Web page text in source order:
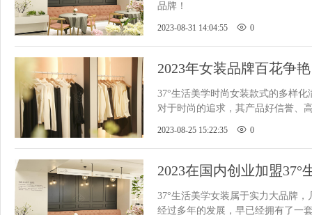
品牌！
2023-08-31 14:04:55 0
2023年女装品牌百花争
装突出优势！
37°生活美学时尚女装款式的多样
对于时尚的追求，其产品好信誉、
2023-08-25 15:22:35 0
2023在国内创业加盟37°
吗？
37°生活美学女装属于实力大品牌
经过多年的发展，早已经拥有了一